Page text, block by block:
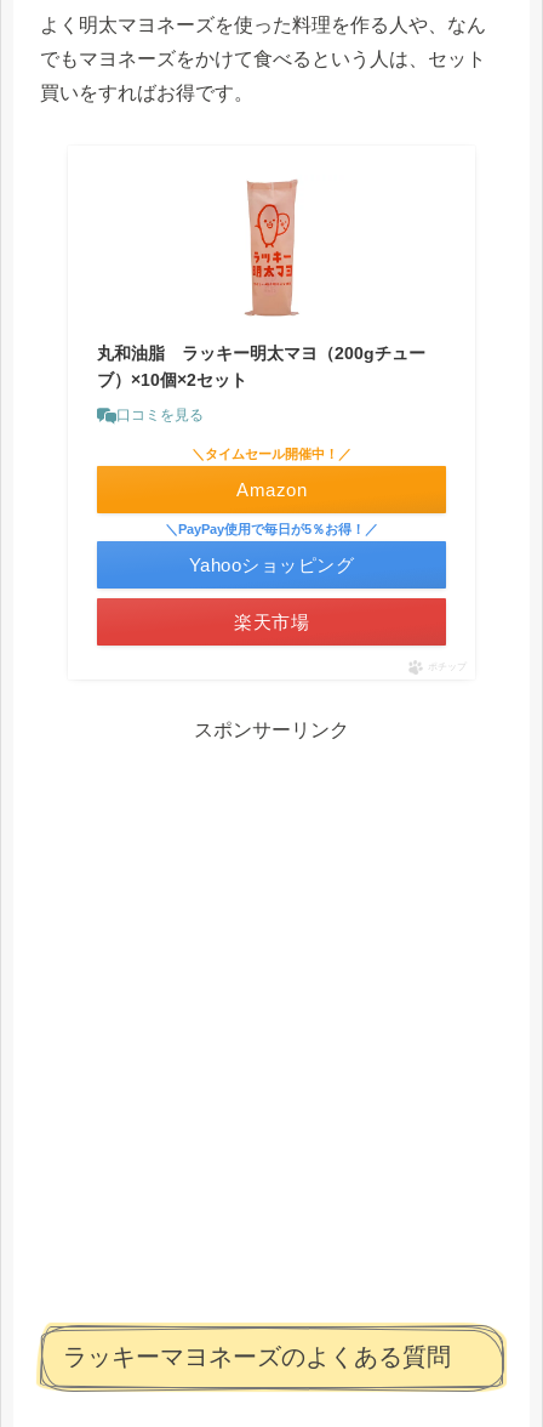
よく明太マヨネーズを使った料理を作る人や、なん
でもマヨネーズをかけて食べるという人は、セット
買いをすればお得です。
丸和油脂 ラッキー明太マヨ（200gチュー
ブ）×10個×2セット
口コミを見る
＼タイムセール開催中！／
Amazon
楽天市場
＼PayPay使用で毎日が5％お得！／
Yahooショッピング
ポチップ
スポンサーリンク
ラッキーマヨネーズのよくある質問